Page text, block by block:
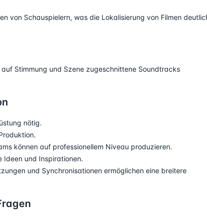
von Schauspielern, was die Lokalisierung von Filmen
Stimmung und Szene zugeschnittene Soundtracks
nötig.
können auf professionellem Niveau produzieren.
Ideen und Inspirationen.
und Synchronisationen ermöglichen eine breitere